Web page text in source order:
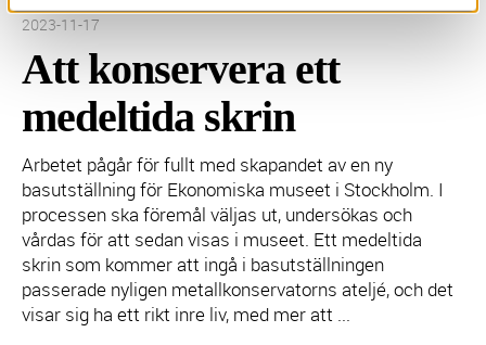
Inlägget publicerades:
2023-11-17
Att konservera ett
medeltida skrin
Arbetet pågår för fullt med skapandet av en ny
basutställning för Ekonomiska museet i Stockholm. I
processen ska föremål väljas ut, undersökas och
vårdas för att sedan visas i museet. Ett medeltida
skrin som kommer att ingå i basutställningen
passerade nyligen metallkonservatorns ateljé, och det
visar sig ha ett rikt inre liv, med mer att ...